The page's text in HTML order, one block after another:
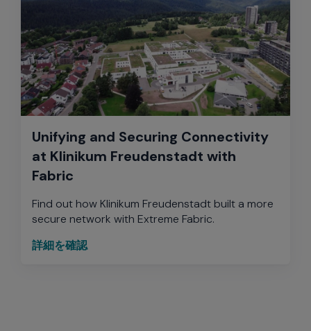
Unifying and Securing Connectivity
at Klinikum Freudenstadt with
Fabric
Find out how Klinikum Freudenstadt built a more
secure network with Extreme Fabric.
詳細を確認